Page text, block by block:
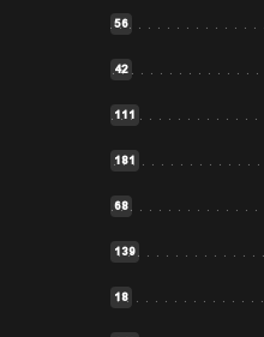
56
42
111
181
68
139
18